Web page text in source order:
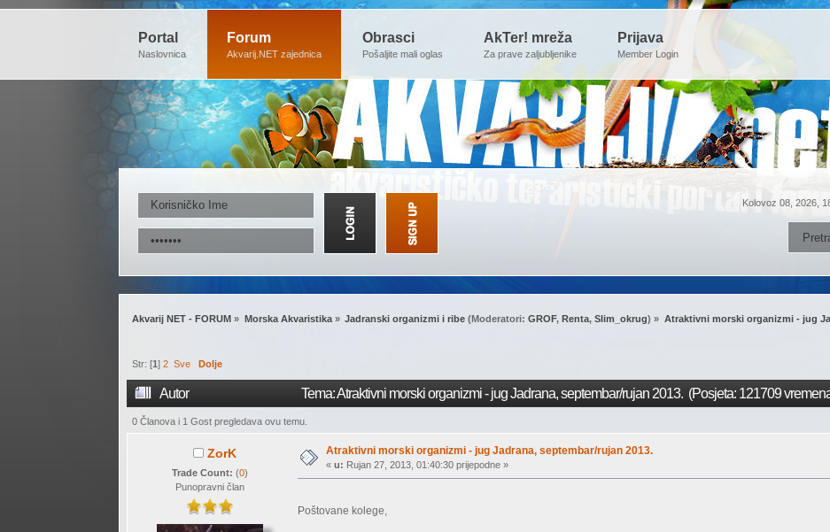
Portal
Naslovnica
Forum
Akvarij.NET zajednica
Obrasci
Pošaljite mali oglas
AkTer! mreža
Za prave zaljubljenike
Prijava
Member Login
Kolovoz 08, 2026,
Akvarij NET - FORUM » Morska Akvaristika» Jadranski organizmi i ribe (Moderatori:GROF, Renta,Slim_okrug) » Atraktivni morski organizmi - jug
Str: [1] 2 Sve Dolje
Autor Tema: Atraktivni morski organizmi - jug Jadrana, septembar/rujan 2013. (Posjeta: 121709
0 Članova i 1 Gost pregledava ovu temu.
ZorK
Trade Count:(0)
Punopravni član
Atraktivni morski organizmi - jug Jadrana, septembar/rujan 2013.
«u: Rujan 27, 2013, 01:40:30 prijepodne »
Poštovane kolege,